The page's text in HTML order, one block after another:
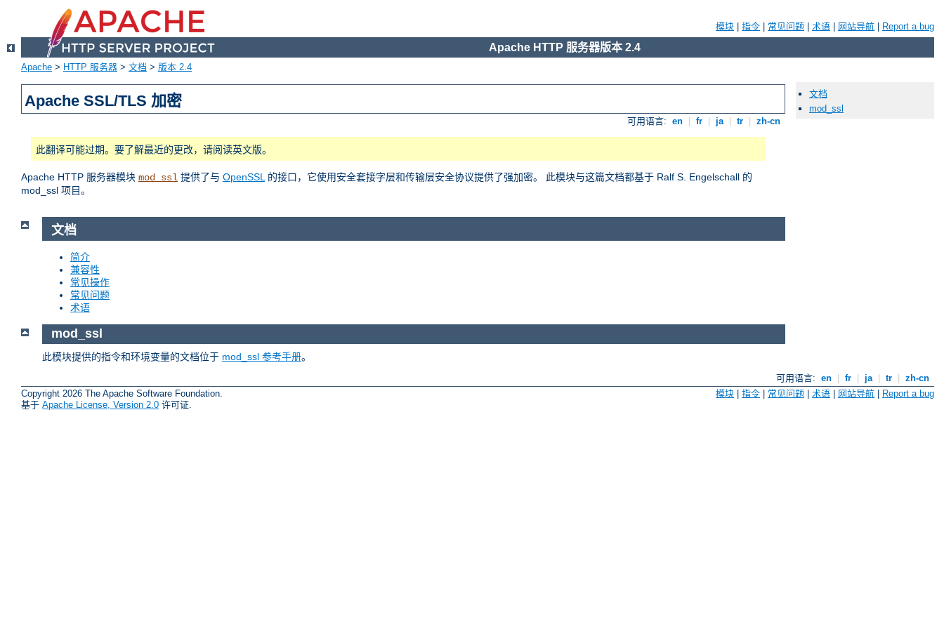
模块 指令 常见问题 术语 网站导航 Report a bug
Apache HTTP 服务器版本 2.4
Apache > HTTP 服务器 > 文档 > 版本 2.4
Apache SSL/TLS 加密
可用语言: en fr ja tr zh-cn
此翻译可能过期。要了解最近的更改，请阅读英文版。
Apache HTTP 服务器模块 mod_ssl 提供了与 OpenSSL的接口，它使用安全套接字层和传输层安全协议提供了强加密。 此模块与这篇文档都基于 Ralf S. Engelschall 的
mod_ssl 项目。
文档
简介
兼容性
常见操作
常见问题
术语
mod_ssl
此模块提供的指令和环境变量的文档位于 mod_ssl 参考手册。
可用语言: en fr ja tr
zh-cn
Copyright 2026 The Apache Software Foundation.
基于 Apache License, Version 2.0 许可证.
模块 指令 常见问题 术语 网站导航 Report a bug
文档
mod_ssl